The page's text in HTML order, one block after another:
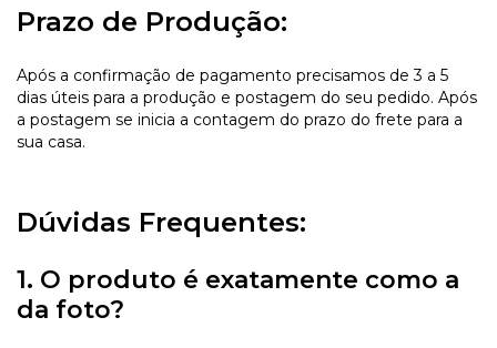
Prazo de Produção:
Após a confirmação de pagamento precisamos de 3 a 5
dias úteis para a produção e postagem do seu pedido. Após
a postagem se inicia a contagem do prazo do frete para a
sua casa.
Dúvidas Frequentes:
1. O produto é exatamente como a
da foto?